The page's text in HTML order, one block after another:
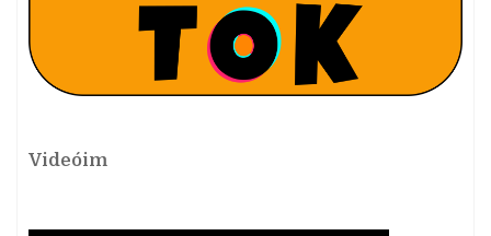
Videóim